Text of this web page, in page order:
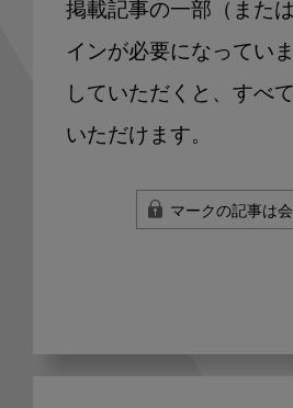
掲載記事の一部（また
インが必要になってい
していただくと、すべ
いただけます。
マークの記事は